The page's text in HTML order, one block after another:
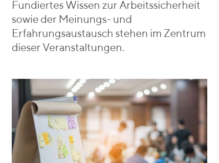
Fundiertes Wissen zur Arbeitssicherheit
sowie der Meinungs- und
Erfahrungsaustausch stehen im Zentrum
dieser Veranstaltungen.